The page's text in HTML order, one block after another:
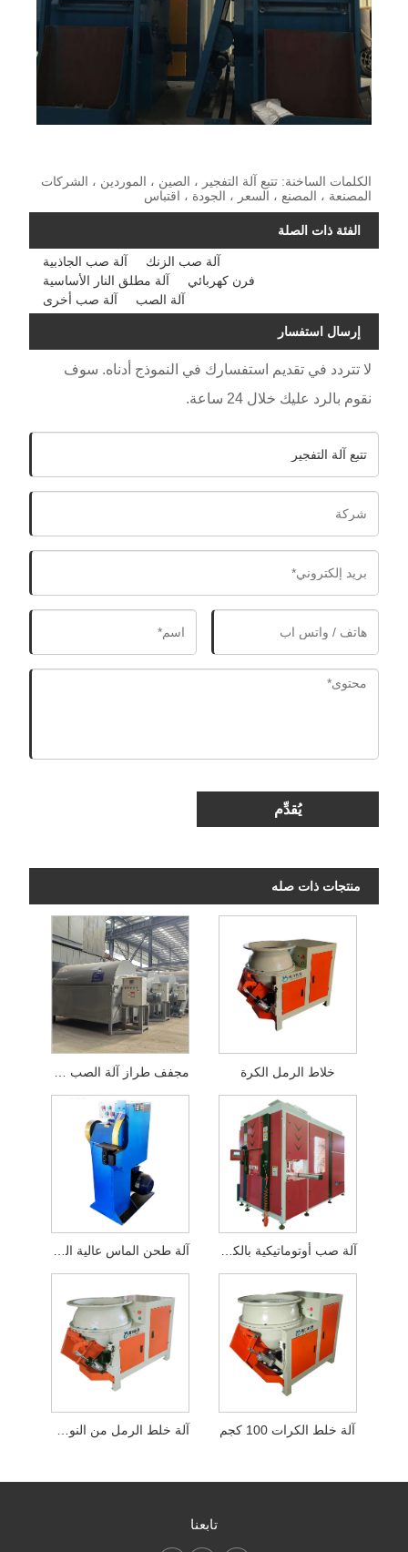
الكلمات الساخنة: تتبع آلة التفجير ، الصين ، الموردين ، الشركات
المصنعة ، المصنع ، السعر ، الجودة ، اقتباس
الفئة ذات الصلة
آلة صب الجاذبية
آلة صب الزنك
آلة مطلق النار الأساسية
فرن كهربائي
آلة صب أخرى
آلة الصب
إرسال استفسار
لا تتردد في تقديم استفسارك في النموذج أدناه. سوف
نقوم بالرد عليك خلال 24 ساعة.
يُقدِّم
منتجات ذات صله
خلاط الرمل الكرة
آلة طحن الماس عالية الكفاءة آلة صب أوتوماتيكية بالكامل مزدوجة
آلة خلط الكرات 100 كجم
تابعنا